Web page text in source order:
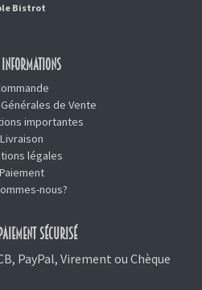
Bistrot
INFORMATIONS
de Vente
importantes
Livraison
légales
Paiement
nous?
SÉCURISÉ
PayPal, Virement ou Chèque